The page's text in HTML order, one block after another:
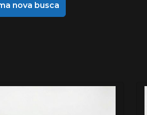
nova busca